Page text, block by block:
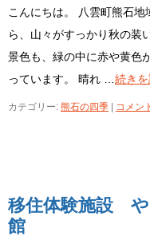
こんにちは。 八雲町熊石
ら、山々がすっかり秋の装
景色も、緑の中に赤や黄色
っています。 晴れ … 続き
カテゴリー: 熊石の四季 コメン
移住体験施設
館